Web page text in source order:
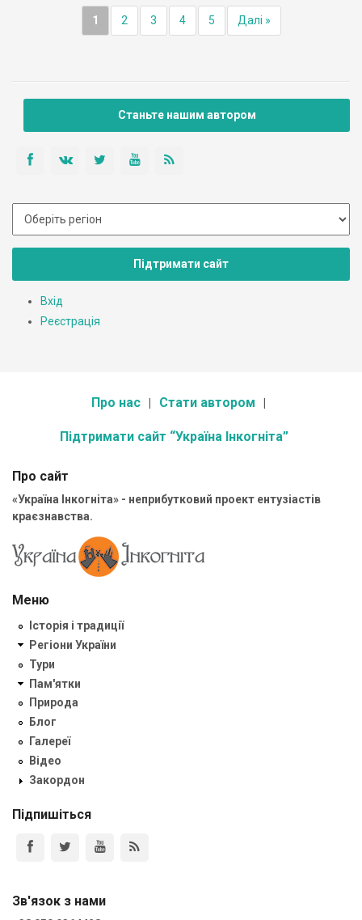
1 2 3 4 5 Далі »
Станьте нашим автором
Підтримати сайт
Вхід
Реєстрація
Про нас Стати автором
Підтримати сайт “Україна Інкогніта”
Про сайт
«Україна Інкогніта» - неприбутковий проект ентузіастів
краєзнавства.
Меню
Історія і традиції
Регіони України
Тури
Пам'ятки
Природа
Блог
Галереї
Відео
Закордон
Підпишіться
Зв'язок з нами